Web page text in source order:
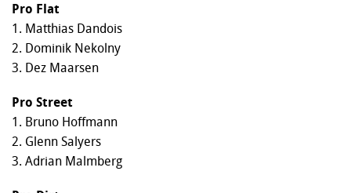
Pro Flat
1. Matthias Dandois
2. Dominik Nekolny
3. Dez Maarsen
Pro Street
1. Bruno Hoffmann
2. Glenn Salyers
3. Adrian Malmberg